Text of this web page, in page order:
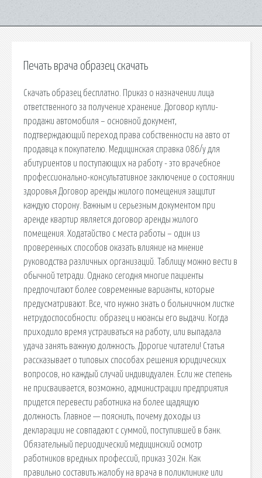
Печать врача образец скачать
Скачать образец бесплатно. Приказ о назначении лица
ответственного за получение хранение. Договор купли-
продажи автомобиля – основной документ,
подтверждающий переход права собственности на авто от
продавца к покупателю. Медицинская справка 086/у для
абитуриентов и поступающих на работу - это врачебное
профессионально-консультативное заключение о состоянии
здоровья Договор аренды жилого помещения защитит
каждую сторону. Важным и серьезным документом при
аренде квартир является договор аренды жилого
помещения. Ходатайство с места работы – один из
проверенных способов оказать влияние на мнение
руководства различных организаций. Таблицу можно вести в
обычной тетради. Однако сегодня многие пациенты
предпочитают более современные варианты, которые
предусматривают. Все, что нужно знать о больничном листке
нетрудоспособности: образец и нюансы его выдачи. Когда
приходило время устраиваться на работу, или выпадала
удача занять важную должность. Дорогие читатели! Статья
рассказывает о типовых способах решения юридических
вопросов, но каждый случай индивидуален. Если же степень
не присваивается, возможно, администрации предприятия
придется перевести работника на более щадящую
должность. Главное — пояснить, почему доходы из
декларации не совпадают с суммой, поступившей в банк.
Обязательный периодический медицинский осмотр
работников вредных профессий, приказ 302н. Как
правильно составить жалобу на врача в поликлинике или